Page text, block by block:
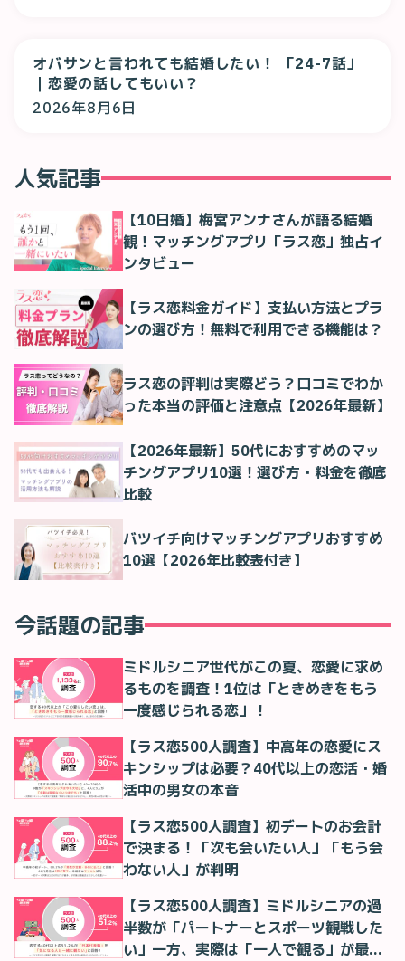
オバサンと言われても結婚したい！ 「24-7話」
｜恋愛の話してもいい？
2026年8月6日
人気記事
【10日婚】梅宮アンナさんが語る結婚
観！マッチングアプリ「ラス恋」独占イ
ンタビュー
【ラス恋料金ガイド】支払い方法とプラ
ンの選び方！無料で利用できる機能は？
ラス恋の評判は実際どう？口コミでわか
った本当の評価と注意点【2026年最新】
【2026年最新】50代におすすめのマッ
チングアプリ10選！選び方・料金を徹底
比較
バツイチ向けマッチングアプリおすすめ
10選【2026年比較表付き】
今話題の記事
ミドルシニア世代がこの夏、恋愛に求め
るものを調査！1位は「ときめきをもう
一度感じられる恋」！
【ラス恋500人調査】中高年の恋愛にス
キンシップは必要？40代以上の恋活・婚
活中の男女の本音
【ラス恋500人調査】初デートのお会計
で決まる！「次も会いたい人」「もう会
わない人」が判明
【ラス恋500人調査】ミドルシニアの過
半数が「パートナーとスポーツ観戦した
い」一方、実際は「一人で観る」が最多